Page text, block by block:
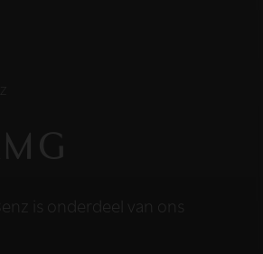
is onderdeel van ons